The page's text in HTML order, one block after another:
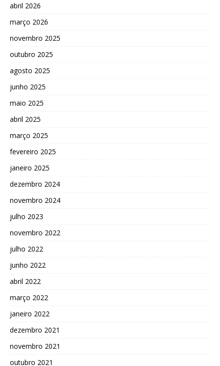
abril 2026
março 2026
novembro 2025
outubro 2025
agosto 2025
junho 2025
maio 2025
abril 2025
março 2025
fevereiro 2025
janeiro 2025
dezembro 2024
novembro 2024
julho 2023
novembro 2022
julho 2022
junho 2022
abril 2022
março 2022
janeiro 2022
dezembro 2021
novembro 2021
outubro 2021